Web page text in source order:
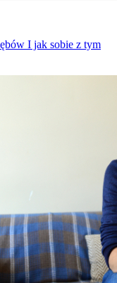
I jak sobie z tym